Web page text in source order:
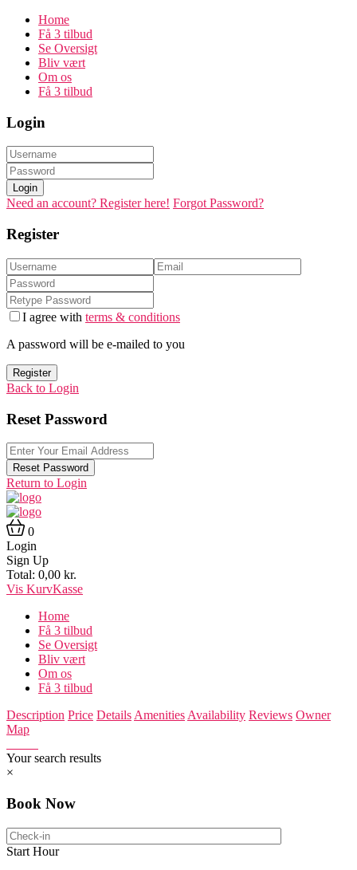
Home
Få 3 tilbud
Se Oversigt
Bliv vært
Om os
Få 3 tilbud
Login
Login
Need an account? Register here! Forgot Password?
Register
I agree with terms & conditions
A password will be e-mailed to you
Register
Back to Login
Reset Password
Reset Password
Return to Login
0
Login
Sign Up
Total: 0,00 kr.
Vis KurvKasse
Home
Få 3 tilbud
Se Oversigt
Bliv vært
Om os
Få 3 tilbud
Description Price Details Amenities Availability Reviews Owner
Map
Your search results
×
Book Now
Start Hour